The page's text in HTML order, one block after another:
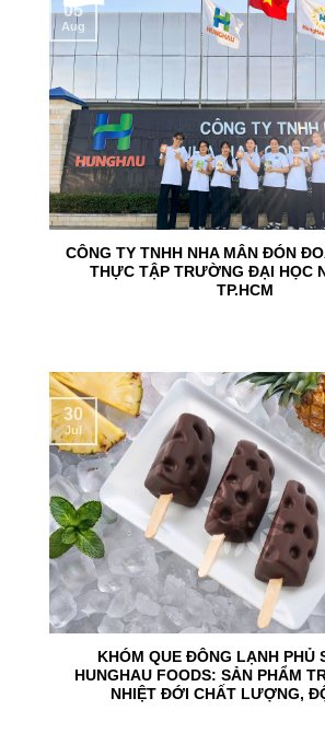
CÔNG TY TNHH NHA MÂN ĐÓN
THỰC TẬP TRƯỜNG ĐẠI HỌC
TP.HCM
05
Aug
KHÓM QUE ĐÔNG LẠNH PHỦ
HUNGHAU FOODS: SẢN PHẨM
NHIỆT ĐỚI CHẤT LƯỢNG,
30
Jul